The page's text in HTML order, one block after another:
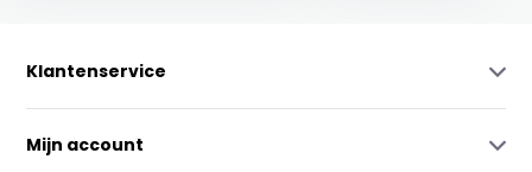
Klantenservice
Mijn account